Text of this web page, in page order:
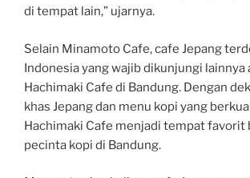
di tempat lain,” ujarnya.
Selain Minamoto Cafe, cafe Jepang
Indonesia yang wajib dikunjungi lainnya
Hachimaki Cafe di Bandung. Dengan
khas Jepang dan menu kopi yang
Hachimaki Cafe menjadi tempat favorit
pecinta kopi di Bandung.